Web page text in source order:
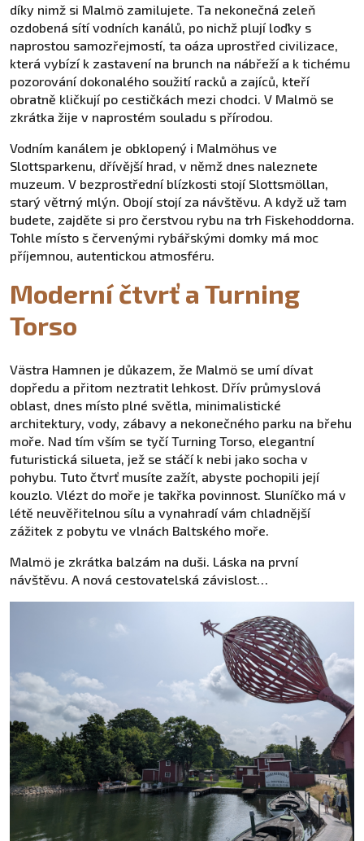
díky nimž si Malmö zamilujete. Ta nekonečná zeleň
ozdobená sítí vodních kanálů, po nichž plují loďky s
naprostou samozřejmostí, ta oáza uprostřed civilizace,
která vybízí k zastavení na brunch na nábřeží a k tichému
pozorování dokonalého soužití racků a zajíců, kteří
obratně kličkují po cestičkách mezi chodci. V Malmö se
zkrátka žije v naprostém souladu s přírodou.
Vodním kanálem je obklopený i Malmöhus ve
Slottsparkenu, dřívější hrad, v němž dnes naleznete
muzeum. V bezprostřední blízkosti stojí Slottsmöllan,
starý větrný mlýn. Obojí stojí za návštěvu. A když už tam
budete, zajděte si pro čerstvou rybu na trh Fiskehoddorna.
Tohle místo s červenými rybářskými domky má moc
příjemnou, autentickou atmosféru.
Moderní čtvrť a Turning
Torso
Västra Hamnen je důkazem, že Malmö se umí dívat
dopředu a přitom neztratit lehkost. Dřív průmyslová
oblast, dnes místo plné světla, minimalistické
architektury, vody, zábavy a nekonečného parku na břehu
moře. Nad tím vším se tyčí Turning Torso, elegantní
futuristická silueta, jež se stáčí k nebi jako socha v
pohybu. Tuto čtvrť musíte zažít, abyste pochopili její
kouzlo. Vlézt do moře je takřka povinnost. Sluníčko má v
létě neuvěřitelnou sílu a vynahradí vám chladnější
zážitek z pobytu ve vlnách Baltského moře.
Malmö je zkrátka balzám na duši. Láska na první
návštěvu. A nová cestovatelská závislost…